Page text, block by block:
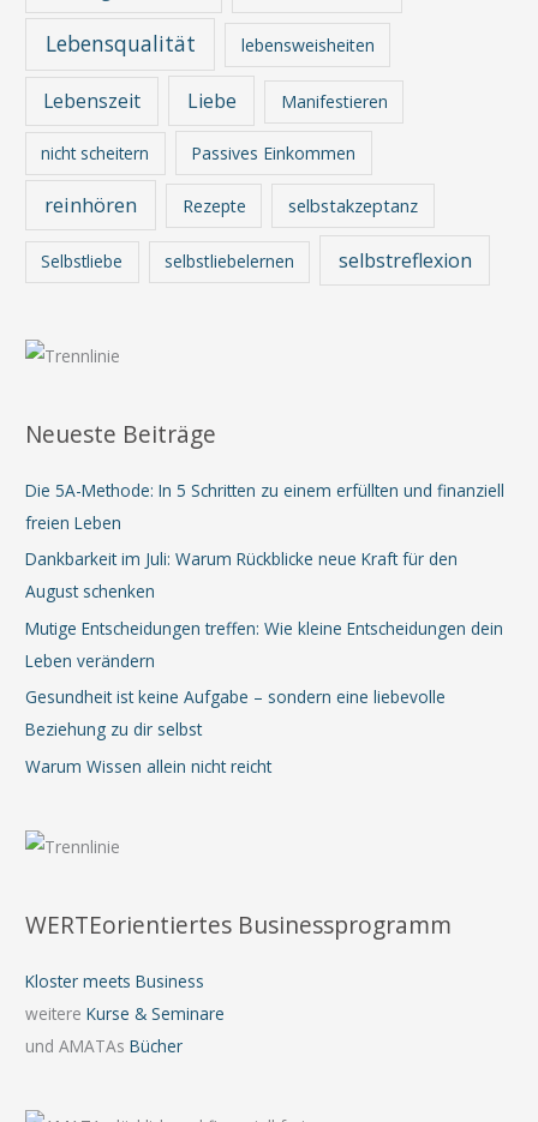
Lebensqualität lebensweisheiten
Lebenszeit Liebe Manifestieren
nicht scheitern Passives Einkommen
reinhören Rezepte selbstakzeptanz
Selbstliebe selbstliebelernen selbstreflexion
Neueste Beiträge
Die 5A-Methode: In 5 Schritten zu einem erfüllten und finanziell
freien Leben
Dankbarkeit im Juli: Warum Rückblicke neue Kraft für den
August schenken
Mutige Entscheidungen treffen: Wie kleine Entscheidungen dein
Leben verändern
Gesundheit ist keine Aufgabe – sondern eine liebevolle
Beziehung zu dir selbst
Warum Wissen allein nicht reicht
WERTEorientiertes Businessprogramm
Kloster meets Business
weitereKurse & Seminare
und AMATAsBücher